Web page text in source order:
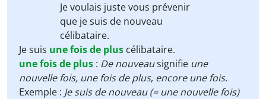
Je voulais juste vous prévenir
que je suis de nouveau
célibataire.
Je suis une fois de plus célibataire.
une fois de plus : De nouveausignifie une
nouvelle fois, une fois de plus, encore une fois.
Exemple : Je suis de nouveau (= une nouvelle fois)